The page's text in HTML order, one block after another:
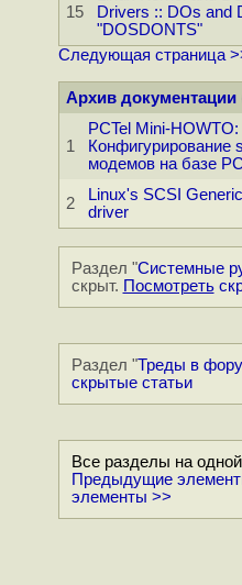
15
Drivers :: DOs and
"DOSDONTS"
Следующая страница
Архив документации
1
PCTel Mini-HOWTO:
Конфигурирование
модемов на базе
2
Linux's SCSI
driver
Раздел "Системные
скрыт. Посмотреть
Раздел "Треды в
скрытые статьи
Все разделы на
Предыдущие
элементы >>